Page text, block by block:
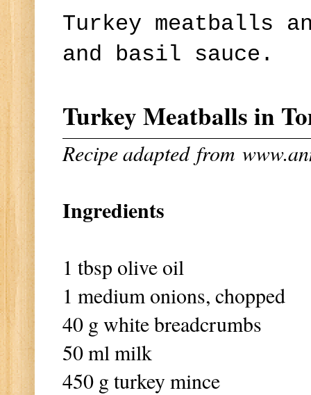
Turkey meatballs
and basil sauce.
Turkey Meatballs in
Recipe adapted from
Ingredients
1 tbsp olive oil
1 medium onions, chopped
40 g white breadcrumbs
50 ml milk
450 g turkey mince